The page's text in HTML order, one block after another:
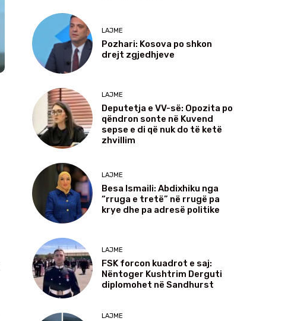
LAJME
Pozhari: Kosova po shkon
drejt zgjedhjeve
LAJME
Deputetja e VV-së: Opozita po
qëndron sonte në Kuvend
sepse e di që nuk do të ketë
zhvillim
LAJME
Besa Ismaili: Abdixhiku nga
“rruga e tretë” në rrugë pa
krye dhe pa adresë politike
LAJME
FSK forcon kuadrot e saj:
Nëntoger Kushtrim Derguti
diplomohet në Sandhurst
LAJME